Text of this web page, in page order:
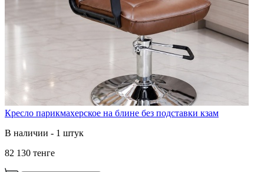
Кресло парикмахерское на блине без подставки кзам
В наличии - 1 штук
82 130 тенге